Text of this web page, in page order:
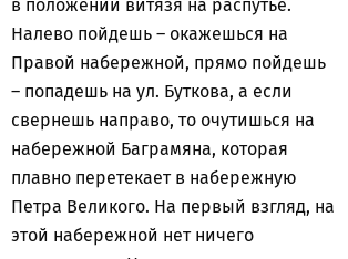
в положении витязя на распутье.
Налево пойдешь – окажешься на
Правой набережной, прямо пойдешь
– попадешь на ул. Буткова, а если
свернешь направо, то очутишься на
набережной Баграмяна, которая
плавно перетекает в набережную
Петра Великого. На первый взгляд, на
этой набережной нет ничего